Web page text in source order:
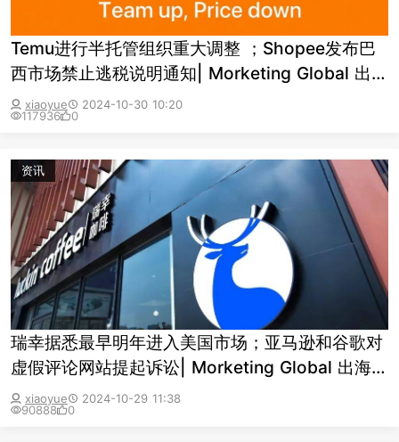
Temu进行半托管组织重大调整 ；Shopee发布巴
西市场禁止逃税说明通知| Morketing Global 出海
日报10.30
xiaoyue
2024-10-30 10:20
117936
0
资讯
瑞幸据悉最早明年进入美国市场；亚马逊和谷歌对
虚假评论网站提起诉讼| Morketing Global 出海日
报10.29
xiaoyue
2024-10-29 11:38
90888
0